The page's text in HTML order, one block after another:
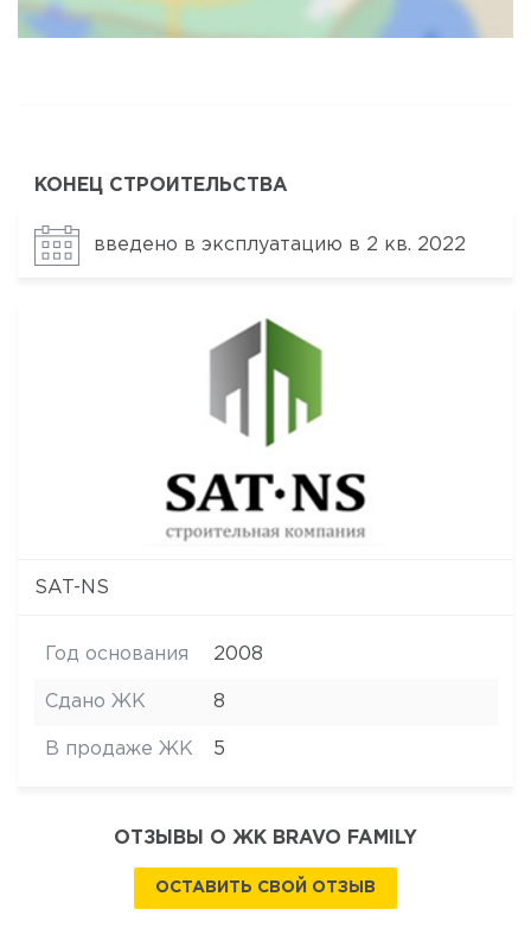
КОНЕЦ СТРОИТЕЛЬСТВА
введено в эксплуатацию в 2 кв. 2022
SAT-NS
Год основания 2008
Сдано ЖК 8
В продаже ЖК 5
ОТЗЫВЫ О ЖК BRAVO FAMILY
ОСТАВИТЬ СВОЙ ОТЗЫВ